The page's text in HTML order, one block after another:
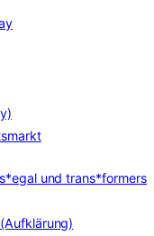
und trans*formers